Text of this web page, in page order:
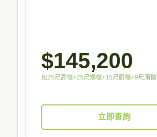
$145,200
包25尺高櫃+25尺矮櫃+15尺廚櫃+9尺廁櫃
立即查詢